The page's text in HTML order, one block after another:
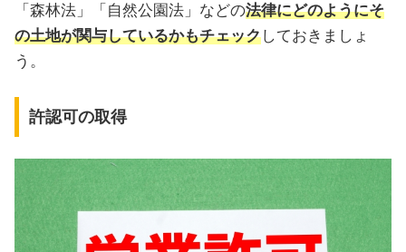
「森林法」「自然公園法」などの法律にどのようにそ
の土地が関与しているかもチェックしておきましょ
う。
許認可の取得